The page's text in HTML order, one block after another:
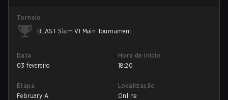
Torneio
BLAST Slam VI Main Tournament
Data
03 fevereiro
Hora de início
18:20
Etapa
February A
Localização
Online